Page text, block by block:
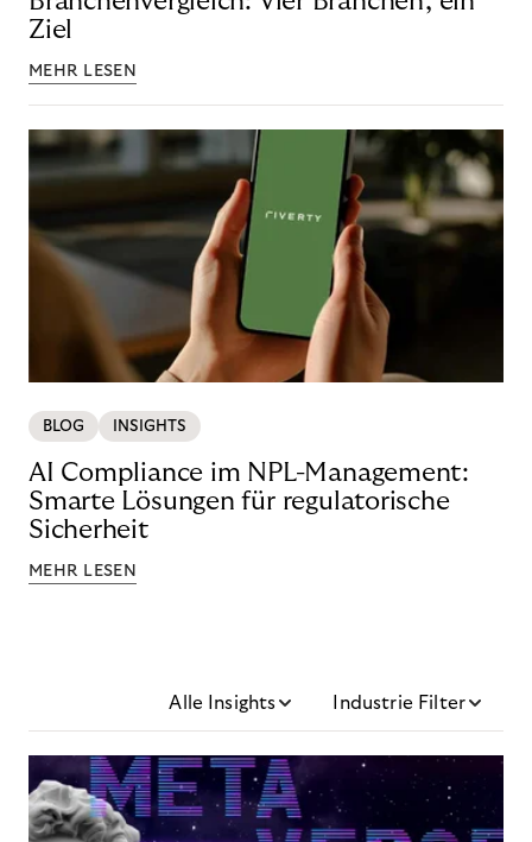
Ziel
MEHR LESEN
BLOG INSIGHTS
AI Compliance im NPL-Management:
Smarte Lösungen für regulatorische
Sicherheit
MEHR LESEN
Alle Insights Industrie Filter